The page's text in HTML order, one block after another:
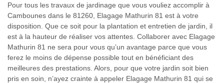
Pour tous les travaux de jardinage que vous vouliez accomplir à
Cambounes dans le 81260, Elagage Mathurin 81 est à votre
disposition. Que ce soit pour la plantation et entretien de jardin, il
est à la hauteur de réaliser vos attentes. Collaborer avec Elagage
Mathurin 81 ne sera pour vous qu’un avantage parce que vous
ferez le moins de dépense possible tout en bénéficiant des
meilleures des prestations. Alors, pour que votre jardin soit bien
pris en soin, n’ayez crainte à appeler Elagage Mathurin 81 qui se